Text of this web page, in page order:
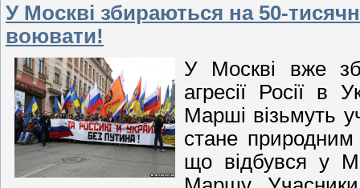
У Москві збираються на 50-
воювати!
У Москві вже
агресії Росії в
Марші візьмуть
стане
що відбувся у